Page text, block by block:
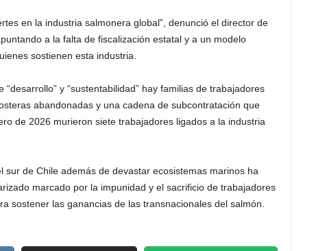
en la industria salmonera global”, denunció el director de
a la falta de fiscalización estatal y a un modelo
sostienen esta industria.
y “sustentabilidad” hay familias de trabajadores
abandonadas y una cadena de subcontratación que
de 2026 murieron siete trabajadores ligados a la industria
sur de Chile además de devastar ecosistemas marinos ha
marcado por la impunidad y el sacrificio de trabajadores
sostener las ganancias de las transnacionales del salmón.